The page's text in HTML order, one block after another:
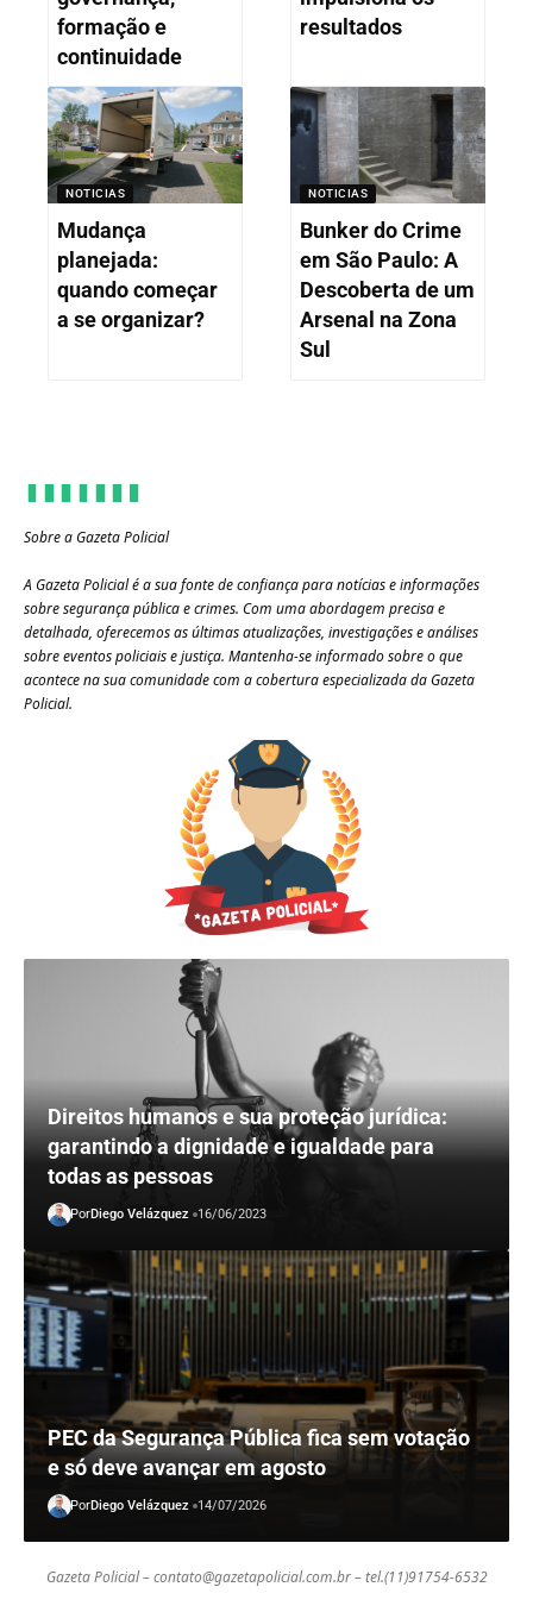
formação e
continuidade
resultados
NOTICIAS
Mudança
planejada:
quando começar
a se organizar?
NOTICIAS
Bunker do Crime
em São Paulo: A
Descoberta de um
Arsenal na Zona
Sul
Sobre a Gazeta Policial
A Gazeta Policial é a sua fonte de confiança para notícias e informações
sobre segurança pública e crimes. Com uma abordagem precisa e
detalhada, oferecemos as últimas atualizações, investigações e análises
sobre eventos policiais e justiça. Mantenha-se informado sobre o que
acontece na sua comunidade com a cobertura especializada da Gazeta
Policial.
Direitos humanos e sua proteção jurídica:
garantindo a dignidade e igualdade para
todas as pessoas
PorDiego Velázquez 16/06/2023
PEC da Segurança Pública fica sem votação
e só deve avançar em agosto
PorDiego Velázquez 14/07/2026
Gazeta Policial –contato@gazetapolicial.com.br– tel.(11)91754-6532